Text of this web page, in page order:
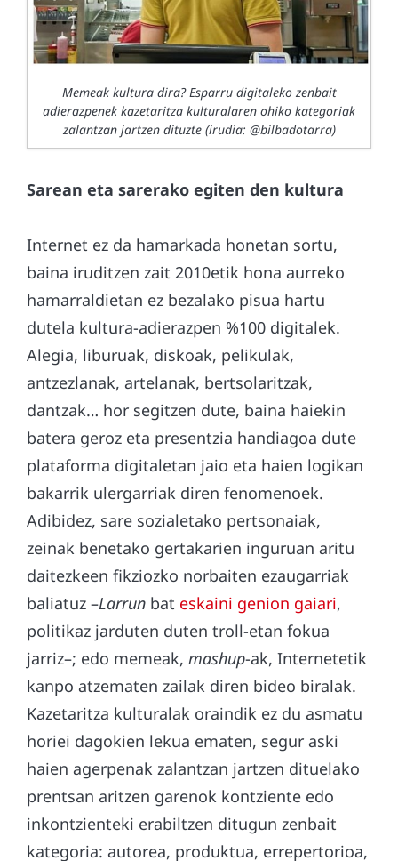
Memeak kultura dira? Esparru digitaleko zenbait
adierazpenek kazetaritza kulturalaren ohiko kategoriak
zalantzan jartzen dituzte (irudia: @bilbadotarra)
Sarean eta sarerako egiten den kultura
Internet ez da hamarkada honetan sortu,
baina iruditzen zait 2010etik hona aurreko
hamarraldietan ez bezalako pisua hartu
dutela kultura-adierazpen %100 digitalek.
Alegia, liburuak, diskoak, pelikulak,
antzezlanak, artelanak, bertsolaritzak,
dantzak… hor segitzen dute, baina haiekin
batera geroz eta presentzia handiagoa dute
plataforma digitaletan jaio eta haien logikan
bakarrik ulergarriak diren fenomenoek.
Adibidez, sare sozialetako pertsonaiak,
zeinak benetako gertakarien inguruan aritu
daitezkeen fikziozko norbaiten ezaugarriak
baliatuz –Larrun bat eskaini genion gaiari,
politikaz jarduten duten troll-etan fokua
jarriz–; edo memeak, mashup-ak, Internetetik
kanpo atzematen zailak diren bideo biralak.
Kazetaritza kulturalak oraindik ez du asmatu
horiei dagokien lekua ematen, segur aski
haien agerpenak zalantzan jartzen dituelako
prentsan aritzen garenok kontziente edo
inkontzienteki erabiltzen ditugun zenbait
kategoria: autorea, produktua, errepertorioa,